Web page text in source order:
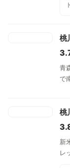
桃
青
で
桃
新
レ